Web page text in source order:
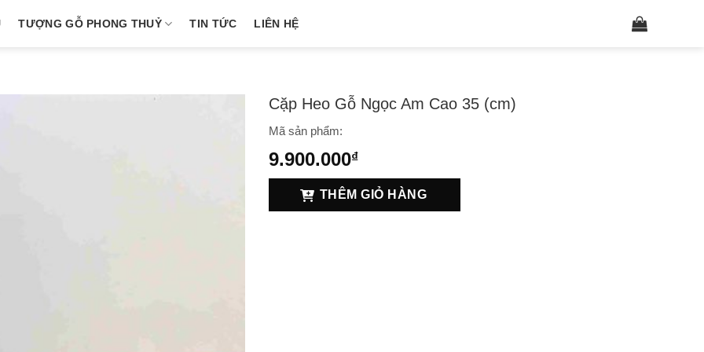
TƯỢNG GỖ PHONG THUỶ TIN TỨC LIÊN HỆ
Cặp Heo Gỗ Ngọc Am Cao 35 (cm)
Mã sản phẩm:
9.900.000₫
THÊM GIỎ HÀNG